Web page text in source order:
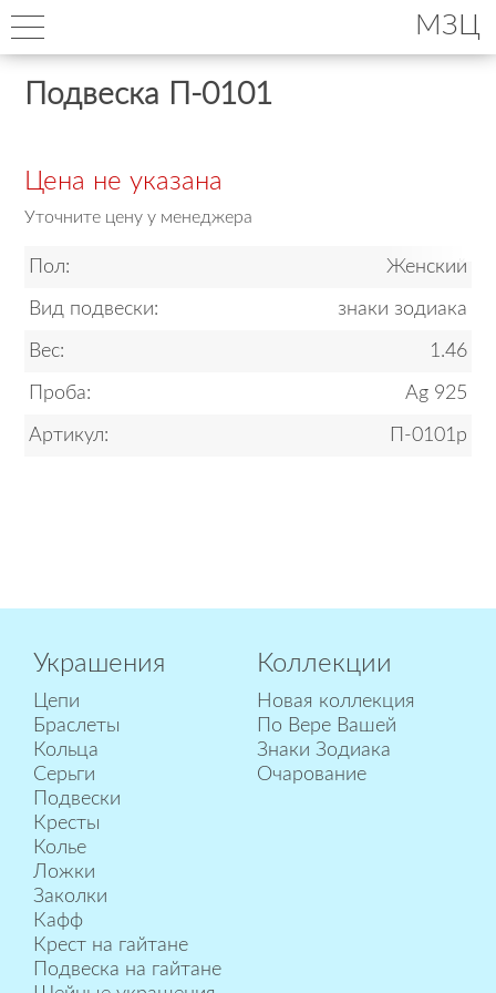
МЗЦ
Подвеска П-0101
Цена не указана
Уточните цену у менеджера
Пол: Женский
Вид подвески: знаки зодиака
Вес: 1.46
Проба: Ag 925
Артикул: П-0101р
Украшения
Цепи
Браслеты
Кольца
Серьги
Подвески
Кресты
Колье
Ложки
Заколки
Кафф
Крест на гайтане
Подвеска на гайтане
Коллекции
Новая коллекция
По Вере Вашей
Знаки Зодиака
Очарование